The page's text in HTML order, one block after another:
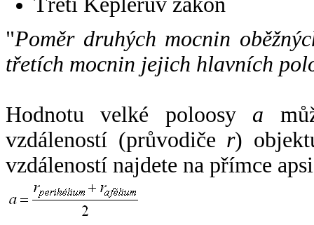
"Poměr druhých mocnin
třetích mocnin jejich hlavních
Hodnotu velké poloosy a
vzdáleností (průvodiče r)
vzdáleností najdete na přímce